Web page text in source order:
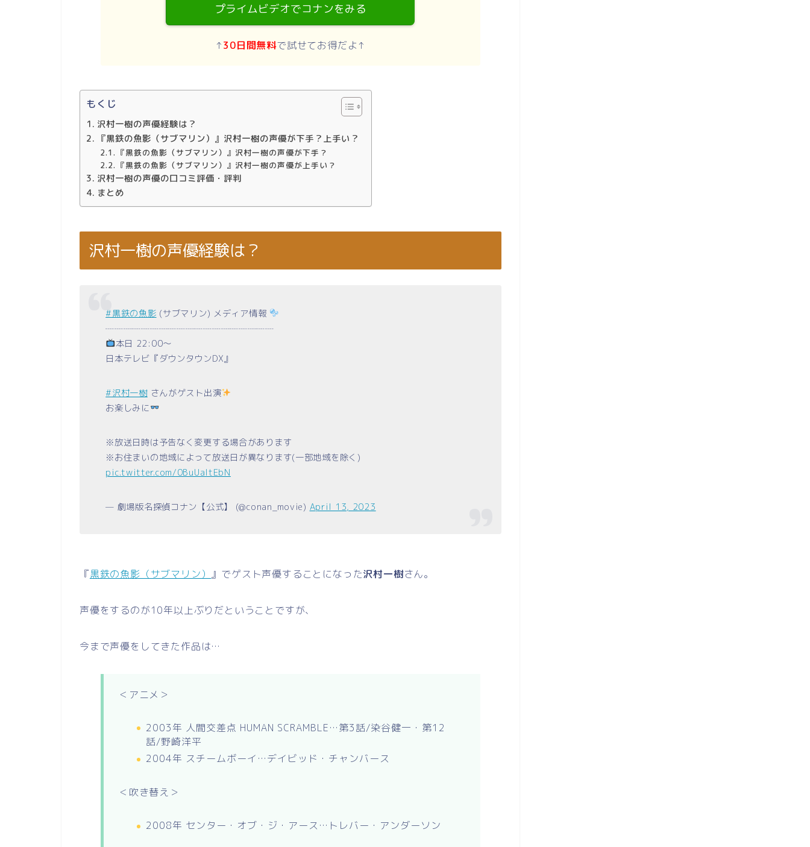
プライムビデオでコナンをみる
↑30日間無料で試せてお得だよ↑
もくじ
沢村一樹の声優経験は？
『黒鉄の魚影（サブマリン）』沢村一樹の声優が下手？上手い？
『黒鉄の魚影（サブマリン）』沢村一樹の声優が下手？
『黒鉄の魚影（サブマリン）』沢村一樹の声優が上手い？
沢村一樹の声優の口コミ評価・評判
まとめ
沢村一樹の声優経験は？
#黒鉄の魚影 (サブマリン) メディア情報
┈┈┈┈┈┈┈┈┈┈┈┈┈┈┈┈┈┈┈
本日 22:00〜
日本テレビ『ダウンタウンDX』
#沢村一樹さんがゲスト出演
お楽しみに
※放送日時は予告なく変更する場合があります
※お住まいの地域によって放送日が異なります(一部地域を除く)
pic.twitter.com/0BuUaItEbN
— 劇場版名探偵コナン【公式】 (@conan_movie) April 13, 2023
『黒鉄の魚影（サブマリン） 』でゲスト声優することになった沢村一樹さん。
声優をするのが10年以上ぶりだということですが、
今まで声優をしてきた作品は…
＜アニメ＞
2003年 人間交差点 HUMAN SCRAMBLE…第3話/染谷健一・第12
話/野崎洋平
2004年 スチームボーイ…デイビッド・チャンバース
＜吹き替え＞
2008年 センター・オブ・ジ・アース…トレバー・アンダーソン